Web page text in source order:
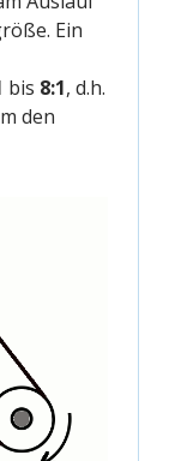
Ein
bis 8:1, d.h.
den